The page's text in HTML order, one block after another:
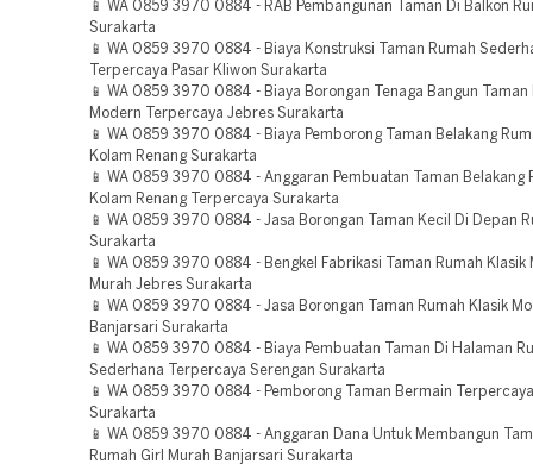
📱 WA 0859 3970 0884 - RAB Pembangunan Taman Di Balkon
Surakarta
📱 WA 0859 3970 0884 - Biaya Konstruksi Taman Rumah
Terpercaya Pasar Kliwon Surakarta
📱 WA 0859 3970 0884 - Biaya Borongan Tenaga Bangun Taman
Modern Terpercaya Jebres Surakarta
📱 WA 0859 3970 0884 - Biaya Pemborong Taman Belakang
Kolam Renang Surakarta
📱 WA 0859 3970 0884 - Anggaran Pembuatan Taman Belakang
Kolam Renang Terpercaya Surakarta
📱 WA 0859 3970 0884 - Jasa Borongan Taman Kecil Di Depan
Surakarta
📱 WA 0859 3970 0884 - Bengkel Fabrikasi Taman Rumah Klasik
Murah Jebres Surakarta
📱 WA 0859 3970 0884 - Jasa Borongan Taman Rumah Klasik
Banjarsari Surakarta
📱 WA 0859 3970 0884 - Biaya Pembuatan Taman Di Halaman
Sederhana Terpercaya Serengan Surakarta
📱 WA 0859 3970 0884 - Pemborong Taman Bermain
Surakarta
📱 WA 0859 3970 0884 - Anggaran Dana Untuk Membangun
Rumah Girl Murah Banjarsari Surakarta